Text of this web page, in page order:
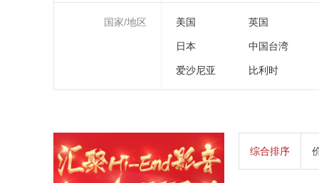
国家/地区 美国 英国
日本 中国台湾
爱沙尼亚 比利时
综合排序